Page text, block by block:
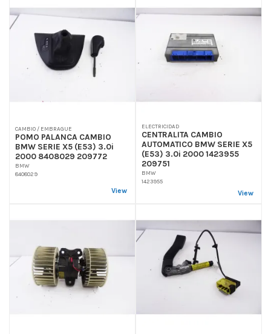
CAMBIO / EMBRAGUE
POMO PALANCA CAMBIO
BMW SERIE X5 (E53) 3.0i
2000 8408029 209772
BMW
8408029
View
ELECTRICIDAD
CENTRALITA CAMBIO
AUTOMATICO BMW SERIE X5
(E53) 3.0i 2000 1423955
209751
BMW
1423955
View